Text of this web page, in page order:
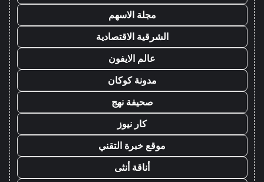
مجلة الاسهم
الشرقية الاقتصادية
عالم الايفون
مدونة كوكان
صحيفة نهج
كار نيوز
موقع خبرة التقني
أناقة أنثى